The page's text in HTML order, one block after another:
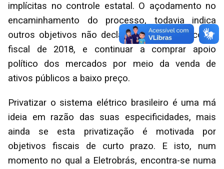
implícitas no controle estatal. O açodamento no
encaminhamento do processo, todavia indica
outros objetivos não declarados, fechar a conta
fiscal de 2018, e continuar a comprar apoio
político dos mercados por meio da venda de
ativos públicos a baixo preço.
Privatizar o sistema elétrico brasileiro é uma má
ideia em razão das suas especificidades, mais
ainda se esta privatização é motivada por
objetivos fiscais de curto prazo. E isto, num
momento no qual a Eletrobrás, encontra-se numa